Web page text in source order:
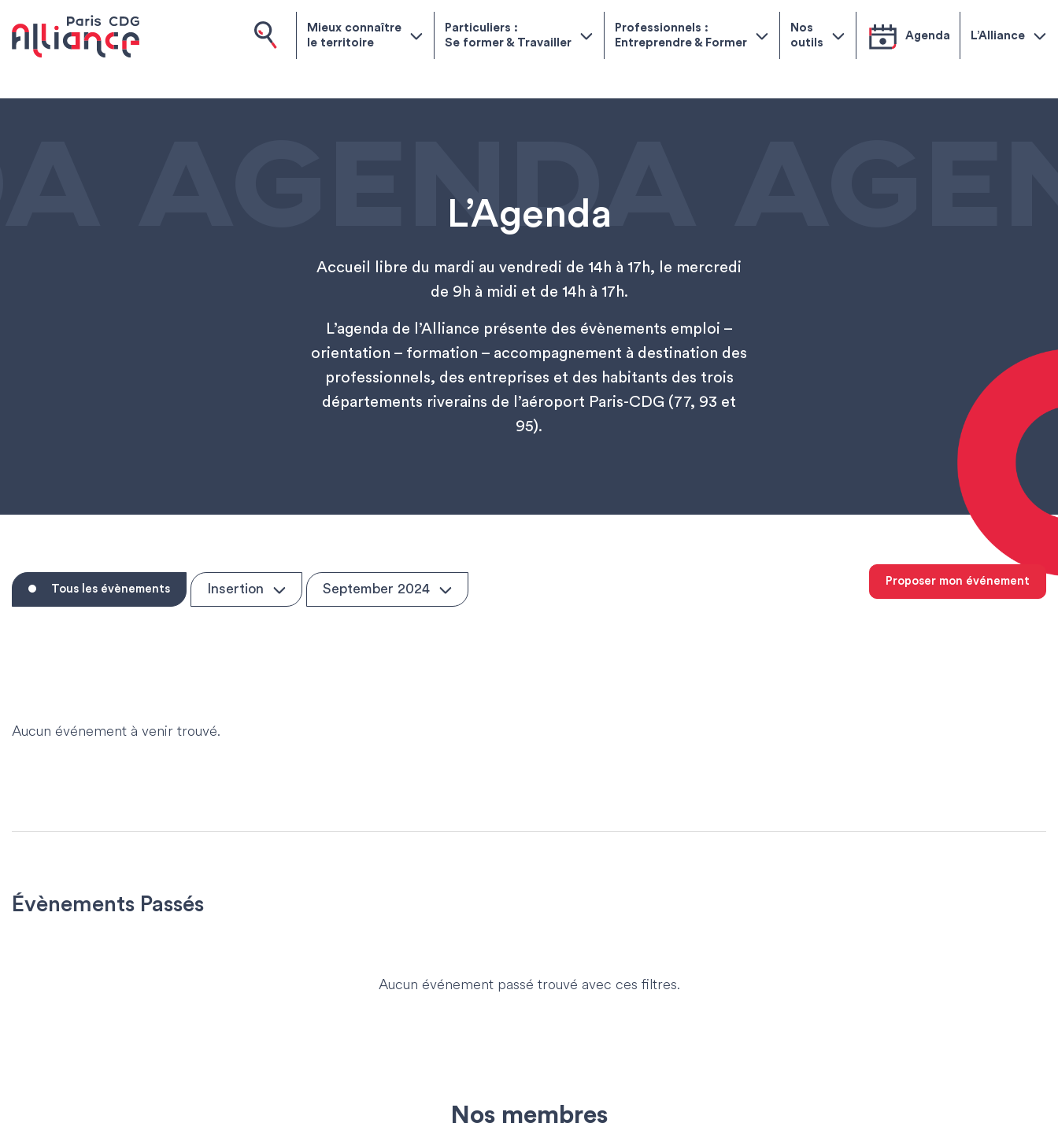
Mieux connaître
le territoire
Particuliers :
Se former & Travailler
Professionnels :
Entreprendre & Former
Nos
outils
Agenda L’Alliance
AGENDA
L’Agenda
Accueil libre du mardi au vendredi de 14h à 17h, le mercredi
de 9h à midi et de 14h à 17h.
L’agenda de l’Alliance présente des évènements emploi –
orientation – formation – accompagnement à destination des
professionnels, des entreprises et des habitants des trois
départements riverains de l’aéroport Paris-CDG (77, 93 et
95).
Tous les évènements Insertion September 2024
Proposer mon événement
Aucun événement à venir trouvé.
Évènements Passés
Aucun événement passé trouvé avec ces filtres.
Nos membres